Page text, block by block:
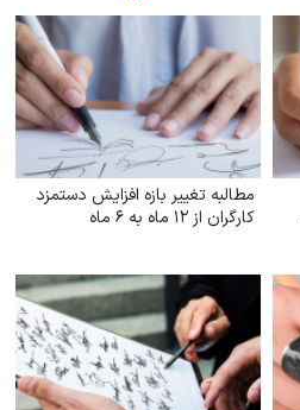
مطالبه تغییر بازه افزایش دستمزد
کارگران از ۱۲ ماه به ۶ ماه